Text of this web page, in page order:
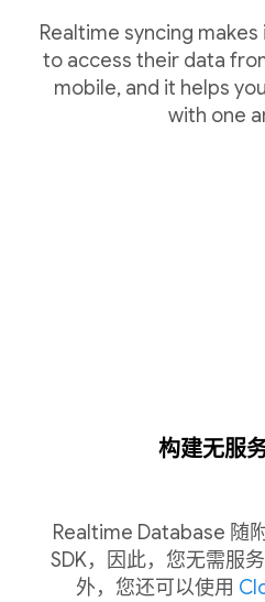
Realtime syncing
to access their data
mobile, and it helps
with one
构建无服
Realtime Database 随
SDK，因此，您无需服
外，您还可以使用